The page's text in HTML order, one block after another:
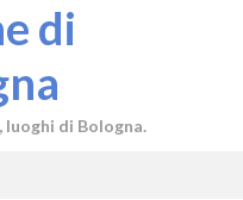
di
luoghi di Bologna.